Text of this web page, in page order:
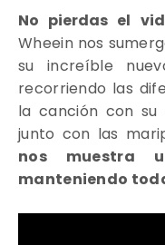
No pierdas el
Wheein nos
su increíble
recorriendo las
la canción con su
junto con las
nos muestra
manteniendo